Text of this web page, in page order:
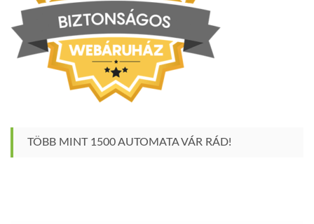
TÖBB MINT 1500 AUTOMATA VÁR RÁD!